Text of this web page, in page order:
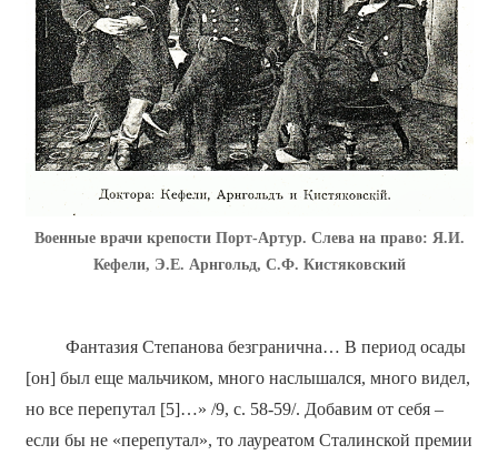
Военные врачи крепости Порт-Артур. Слева на право: Я.И.
Кефели, Э.Е. Арнгольд, С.Ф. Кистяковский
Фантазия Степанова безгранична… В период осады
[он] был еще мальчиком, много наслышался, много видел,
но все пе­репутал [5]…» /9, с. 58-59/. Добавим от себя –
если бы не «перепутал», то лауреатом Сталинской премии